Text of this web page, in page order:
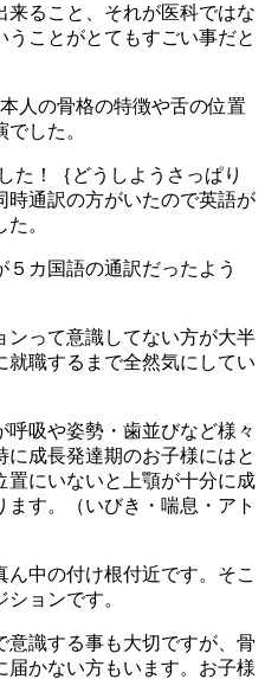
ること、それが医科ではな
うことがとてもすごい事だと
人の骨格の特徴や舌の位置
した。
た！｛どうしようさっぱり
時通訳の方がいたので英語が
。
カ国語の通訳だったよう
ンって意識してない方が大半
就職するまで全然気にしてい
吸や姿勢・歯並びなど様々
成長発達期のお子様にはと
置にいないと上顎が十分に成
す。（いびき・喘息・アト
中の付け根付近です。そこ
ョンです。
識する事も大切ですが、骨
かない方もいます。お子様